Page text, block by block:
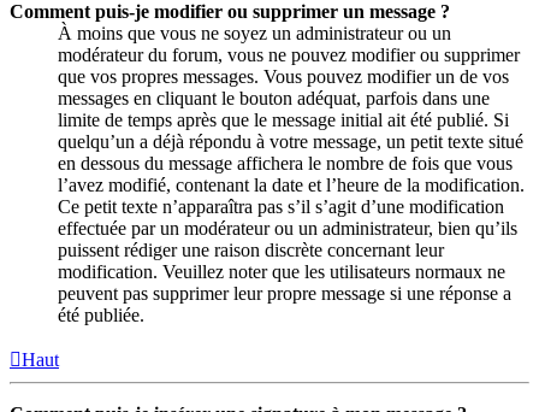
Comment puis-je modifier ou supprimer un message ?
À moins que vous ne soyez un administrateur ou un
modérateur du forum, vous ne pouvez modifier ou supprimer
que vos propres messages. Vous pouvez modifier un de vos
messages en cliquant le bouton adéquat, parfois dans une
limite de temps après que le message initial ait été publié. Si
quelqu’un a déjà répondu à votre message, un petit texte situé
en dessous du message affichera le nombre de fois que vous
l’avez modifié, contenant la date et l’heure de la modification.
Ce petit texte n’apparaîtra pas s’il s’agit d’une modification
effectuée par un modérateur ou un administrateur, bien qu’ils
puissent rédiger une raison discrète concernant leur
modification. Veuillez noter que les utilisateurs normaux ne
peuvent pas supprimer leur propre message si une réponse a
été publiée.
Haut